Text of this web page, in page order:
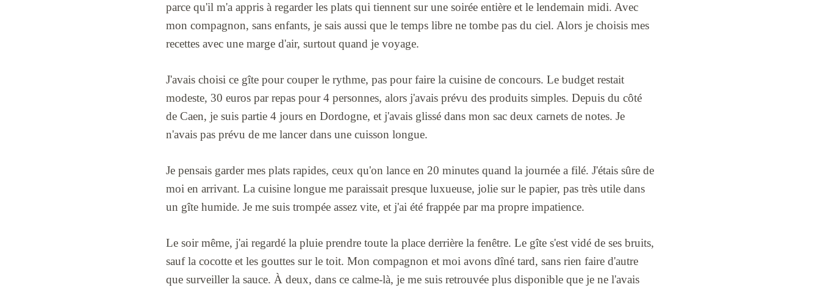
parce qu'il m'a appris à regarder les plats qui tiennent sur une soirée entière et le lendemain midi. Avec
mon compagnon, sans enfants, je sais aussi que le temps libre ne tombe pas du ciel. Alors je choisis mes
recettes avec une marge d'air, surtout quand je voyage.
J'avais choisi ce gîte pour couper le rythme, pas pour faire la cuisine de concours. Le budget restait
modeste, 30 euros par repas pour 4 personnes, alors j'avais prévu des produits simples. Depuis du côté
de Caen, je suis partie 4 jours en Dordogne, et j'avais glissé dans mon sac deux carnets de notes. Je
n'avais pas prévu de me lancer dans une cuisson longue.
Je pensais garder mes plats rapides, ceux qu'on lance en 20 minutes quand la journée a filé. J'étais sûre de
moi en arrivant. La cuisine longue me paraissait presque luxueuse, jolie sur le papier, pas très utile dans
un gîte humide. Je me suis trompée assez vite, et j'ai été frappée par ma propre impatience.
Le soir même, j'ai regardé la pluie prendre toute la place derrière la fenêtre. Le gîte s'est vidé de ses bruits,
sauf la cocotte et les gouttes sur le toit. Mon compagnon et moi avons dîné tard, sans rien faire d'autre
que surveiller la sauce. À deux, dans ce calme-là, je me suis retrouvée plus disponible que je ne l'avais